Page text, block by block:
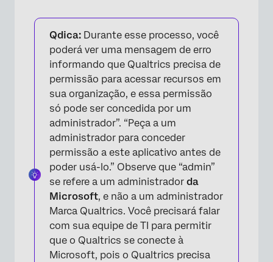
×
×
Qdica: Durante esse processo, você
poderá ver uma mensagem de erro
informando que Qualtrics precisa de
permissão para acessar recursos em
sua organização, e essa permissão
só pode ser concedida por um
administrador”. “Peça a um
administrador para conceder
permissão a este aplicativo antes de
poder usá-lo.” Observe que “admin”
se refere a um administrador da
Microsoft, e não a um administrador
Marca Qualtrics. Você precisará falar
com sua equipe de TI para permitir
que o Qualtrics se conecte à
Microsoft, pois o Qualtrics precisa